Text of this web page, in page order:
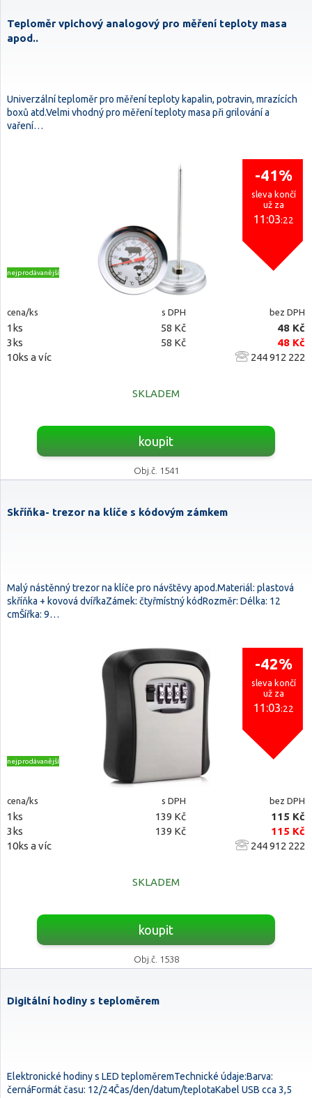
Teploměr vpichový analogový pro měření teploty masa
apod..
Univerzální teploměr pro měření teploty kapalin, potravin, mrazících
boxů atd.Velmi vhodný pro měření teploty masa při grilování a
vaření…
-41%
sleva končí
už za
11:03:21
nejprodávanější
cena/ks s DPH bez DPH
1ks 58 Kč
48 Kč
3ks
58 Kč
48 Kč
10ks a víc
244 912 222
SKLADEM
koupit
Obj.č. 1541
Skříňka- trezor na klíče s kódovým zámkem
Malý nástěnný trezor na klíče pro návštěvy apod.Materiál: plastová
skříňka + kovová dvířkaZámek: čtyřmístný kódRozměr: Délka: 12
cmŠířka: 9…
-42%
sleva končí
už za
11:03:21
nejprodávanější
cena/ks s DPH bez DPH
1ks 139 Kč
115 Kč
3ks
139 Kč
115 Kč
10ks a víc
244 912 222
SKLADEM
koupit
Obj.č. 1538
Digitální hodiny s teploměrem
Elektronické hodiny s LED teploměremTechnické údaje:Barva:
černáFormát času: 12/24Čas/den/datum/teplotaKabel USB cca 3,5